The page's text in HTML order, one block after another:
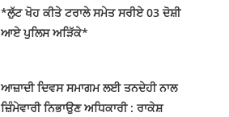
*ਲੁੱਟ ਖੋਹ ਕੀਤੇ ਟਰਾਲੇ ਸਮੇਤ ਸਰੀਏ 03 ਦੋਸ਼ੀ
ਆਏ ਪੁਲਿਸ ਅੜਿੱਕੇ*
ਆਜ਼ਾਦੀ ਦਿਵਸ ਸਮਾਗਮ ਲਈ ਤਨਦੇਹੀ ਨਾਲ
ਜ਼ਿੰਮੇਵਾਰੀ ਨਿਭਾਉਣ ਅਧਿਕਾਰੀ : ਰਾਕੇਸ਼